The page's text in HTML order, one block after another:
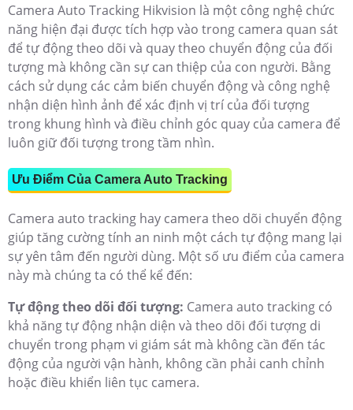
Camera Auto Tracking Hikvision là một công nghệ chức
năng hiện đại được tích hợp vào trong camera quan sát
để tự động theo dõi và quay theo chuyển động của đối
tượng mà không cần sự can thiệp của con người. Bằng
cách sử dụng các cảm biến chuyển động và công nghệ
nhận diện hình ảnh để xác định vị trí của đối tượng
trong khung hình và điều chỉnh góc quay của camera để
luôn giữ đối tượng trong tầm nhìn.
Ưu Điểm Của Camera Auto Tracking
Camera auto tracking hay camera theo dõi chuyển động
giúp tăng cường tính an ninh một cách tự động mang lại
sự yên tâm đến người dùng. Một số ưu điểm của camera
này mà chúng ta có thể kể đến:
Tự động theo dõi đối tượng: Camera auto tracking có
khả năng tự động nhận diện và theo dõi đối tượng di
chuyển trong phạm vi giám sát mà không cần đến tác
động của người vận hành, không cần phải canh chỉnh
hoặc điều khiển liên tục camera.